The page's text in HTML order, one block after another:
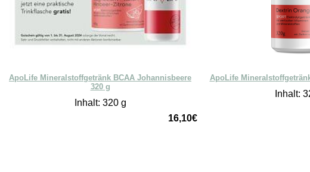
ApoLife Mineralstoffgetränk BCAA Johannisbeere
320 g
Inhalt: 320 g
16,10€
ApoLife
Inhalt: